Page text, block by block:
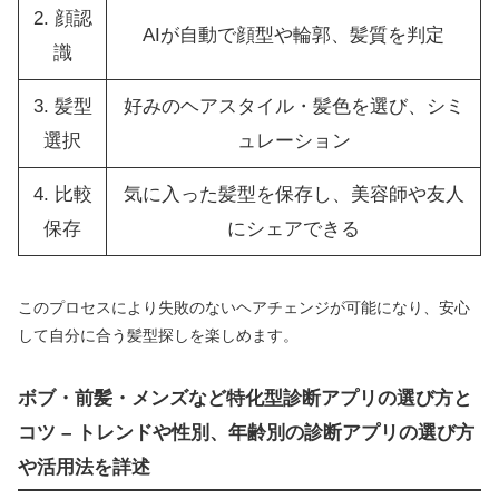
2. 顔認
識
AIが自動で顔型や輪郭、髪質を判定
3. 髪型
選択
好みのヘアスタイル・髪色を選び、シミ
ュレーション
4. 比較
保存
気に入った髪型を保存し、美容師や友人
にシェアできる
このプロセスにより失敗のないヘアチェンジが可能になり、安心
して自分に合う髪型探しを楽しめます。
ボブ・前髪・メンズなど特化型診断アプリの選び方と
コツ – トレンドや性別、年齢別の診断アプリの選び方
や活用法を詳述